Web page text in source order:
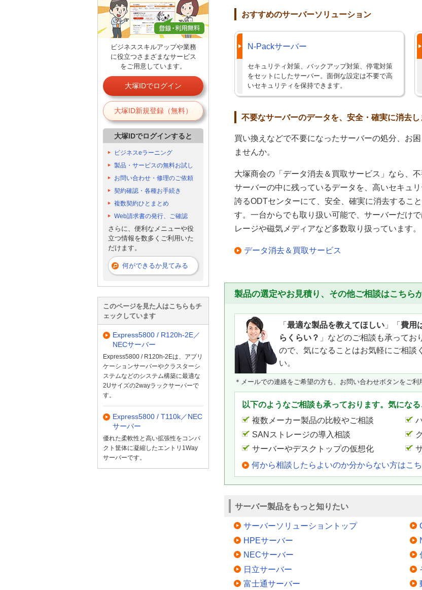
おすすめのサーバーソリューション
N-Packサーバー
セキュリティ対策、バックアップ対策、停電対策
をセットにしたサーバー。面倒な設定は不要で高
いセキュリティを保持できます。
不要なサーバーのデータを、安全・確実に消去し
買い換えなどで不要になったサーバーの処分、お困
ませんか。
大塚商会の「データ消去＆買取サービス」なら、
サーバーの中に残っているデータを、高いセキュ
誇るODTセンターにて、安全、確実に消去するこ
す。一台からでも取り扱い可能で、サーバーだけで
レージや磁気メディアなど多数取り扱っています。
データ消去＆買取サービス
製品の選定やお見積り、その他ご相談はこちら
「 最適な製品を教えてほしい 」「 費用
らくらい？ 」などのご相談も承ってお
ので、気になることはお気軽にご相談
い。
＊メールでの連絡をご希望の方も、お問い合わせボタンをご利
以下のようなご相談も承っております。気にな
複数メーカー製品の比較やご相談
SANストレージの導入相談
サーバーやデスクトップの仮想化
何から相談したらよいのか分からない方はこ
サーバー製品をもっと知りたい
サーバーソリューショントップ
HPEサーバー
NECサーバー
日立サーバー
富士通サーバー
ビジネススキルアップや業務
に役立つさまざまなサービス
をご用意しています。
大塚IDでログイン
大塚ID新規登録（無料）
大塚IDでログインすると
ビジネスeラーニング
製品・サービスの無料お試し
お問い合わせ・修理のご依頼
契約確認・各種お手続き
複数契約ひとまとめ
Web請求書の発行、ご確認
さらに、便利なメニューや役
立つ情報を数多くご利用いた
だけます。
何ができるか見てみる
このページを見た人はこちらもチ
ェックしています
Express5800 / R120h-2E／
NECサーバー
Express5800 / R120h-2Eは、アプリ
ケーションサーバーやクラスターシ
ステムなどのシステム構築に最適な
2Uサイズの2wayラックサーバーで
す。
Express5800 / T110k／NEC
サーバー
優れた柔軟性と高い拡張性をコンパ
クト筐体に凝縮したエントリ1Way
サーバーです。